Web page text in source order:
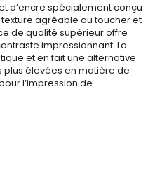
d’encre spécialement conçu
agréable au toucher et
de qualité supérieur offre
impressionnant. La
et en fait une alternative
plus élevées en matière de
l’impression de